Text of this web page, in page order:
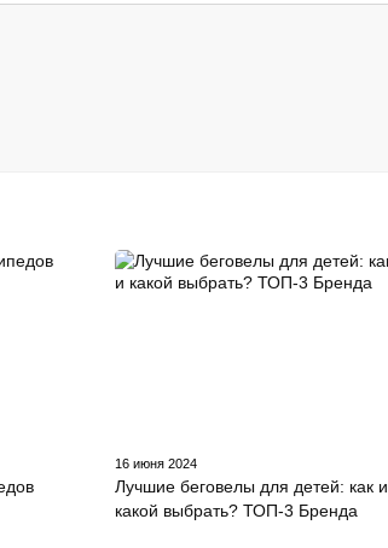
16 июня 2024
Лучшие беговелы для детей: как и
какой выбрать? ТОП-3 Бренда